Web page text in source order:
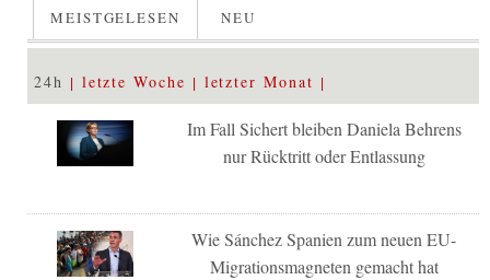
MEISTGELESEN NEU
24h letzte Woche letzter Monat
Im Fall Sichert bleiben Daniela Behrens
nur Rücktritt oder Entlassung
Wie Sánchez Spanien zum neuen EU-
Migrationsmagneten gemacht hat